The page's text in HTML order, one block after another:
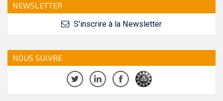
NEWSLETTER
S'inscrire à la Newsletter
NOUS SUIVRE